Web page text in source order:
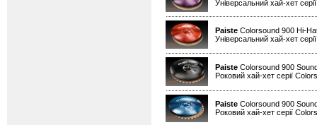
Універсальний хай-хет
Paiste Colorsound 900 Hi-
Універсальний хай-хет
Paiste Colorsound 900
Роковий хай-хет серії
Paiste Colorsound 900
Роковий хай-хет серії